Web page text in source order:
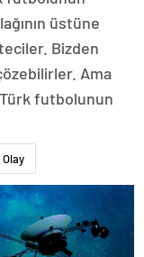
üstüne
Bizden
Ama
futbolunun
Olay